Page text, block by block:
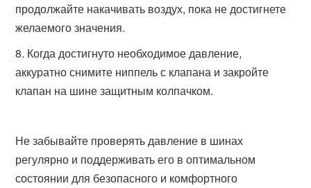
продолжайте накачивать воздух, пока не достигнете
желаемого значения.
Когда достигнуто необходимое давление,
аккуратно снимите ниппель с клапана и закройте
клапан на шине защитным колпачком.
Не забывайте проверять давление в шинах
регулярно и поддерживать его в оптимальном
состоянии для безопасного и комфортного